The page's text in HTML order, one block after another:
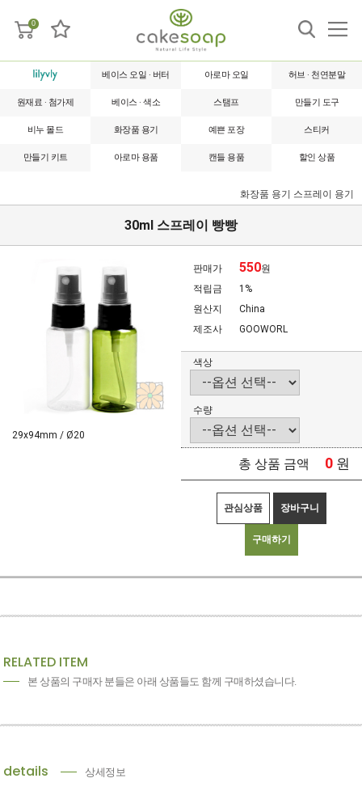
0
베이스 오일 · 버터 아로마 오일 허브 · 천연분말
원재료 · 첨가제 베이스 · 색소 스탬프 만들기 도구
비누 몰드 화장품 용기 예쁜 포장 스티커
만들기 키트 아로마 용품 캔들 용품 할인 상품
화장품 용기 스프레이 용기
30ml 스프레이 빵빵
29x94mm / Ø20
판매가 550원
적립금
1%
원산지
China
제조사
GOOWORL
색상
수량
총 상품 금액 0 원
관심상품 장바구니
구매하기
RELATED ITEM
본 상품의 구매자 분들은 아래 상품들도 함께 구매하셨습니다.
details 상세정보